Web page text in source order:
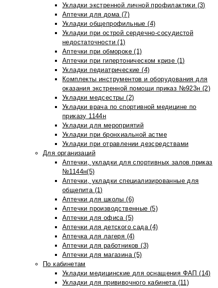
Укладки экстренной личной профилактики (3)
Аптечки для дома (7)
Укладки общепрофильные (4)
Укладки при острой сердечно-сосудистой
недостаточности (1)
Аптечки при обмороке (1)
Аптечки при гипертоническом кризе (1)
Укладки педиатрические (4)
Комплекты инструментов и оборудования для
оказания экстренной помощи приказ №923н (2)
Укладки медсестры (2)
Укладки врача по спортивной медицине по
приказу 1144н
Укладки для мероприятий
Укладки при бронхиальной астме
Укладки при отравлении дезсредствами
Для организаций
Аптечки, укладки для спортивных залов приказ
№1144н(5)
Аптечки, укладки специализированные для
общепита (1)
Аптечки для школы (6)
Аптечки производственные (5)
Аптечки для офиса (5)
Аптечки для детского сада (4)
Аптечка для лагеря (4)
Аптечки для работников (3)
Аптечки для магазина (5)
По кабинетам
Укладки медицинские для оснащения ФАП (14)
Укладки для прививочного кабинета (11)